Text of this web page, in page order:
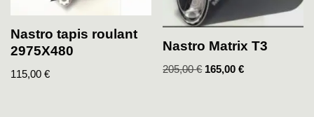
Nastro tapis roulant
2975X480
115,00 €
Nastro Matrix T3
205,00€ 165,00€